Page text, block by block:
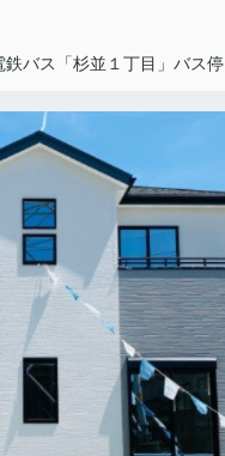
鉄バス「杉並１丁目」バス停